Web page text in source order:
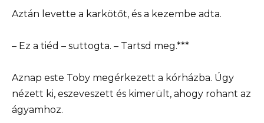
Aztán levette a karkötőt, és a kezembe adta.
– Ez a tiéd – suttogta. – Tartsd meg.***
Aznap este Toby megérkezett a kórházba. Úgy
nézett ki, eszeveszett és kimerült, ahogy rohant az
ágyamhoz.